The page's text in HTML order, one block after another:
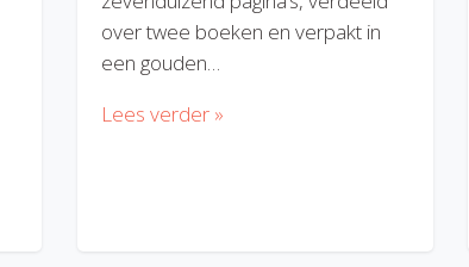
over twee boeken en verpakt in
een gouden…
Lees verder »